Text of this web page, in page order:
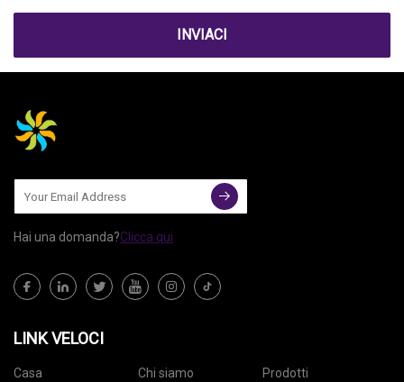
INVIACI
Hai una domanda?Clicca qui
LINK VELOCI
Casa Chi siamo
Prodotti